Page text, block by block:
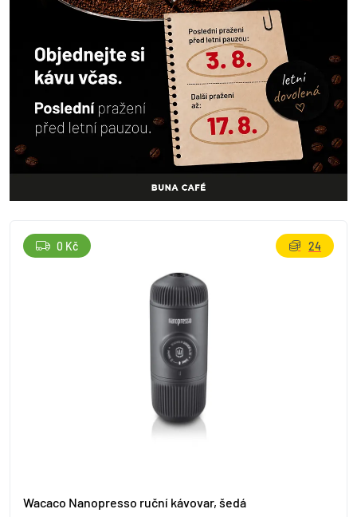
Wacaco Nanopresso ruční kávovar, šedá
0 Kč 24